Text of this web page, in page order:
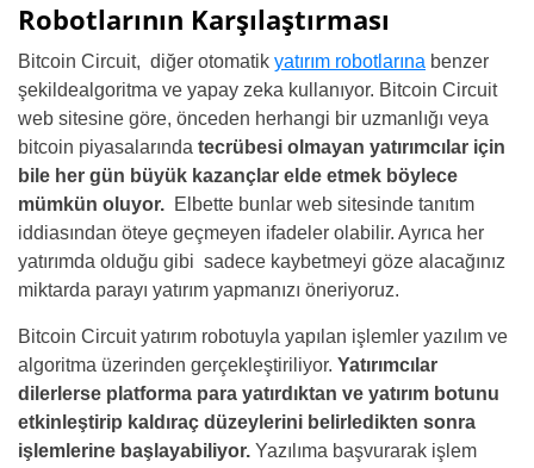
Robotlarının Karşılaştırması
Bitcoin Circuit, diğer otomatik yatırım robotlarına benzer
şekildealgoritma ve yapay zeka kullanıyor. Bitcoin Circuit
web sitesine göre, önceden herhangi bir uzmanlığı veya
bitcoin piyasalarında tecrübesi olmayan yatırımcılar için
bile her gün büyük kazançlar elde etmek böylece
mümkün oluyor. Elbette bunlar web sitesinde tanıtım
iddiasından öteye geçmeyen ifadeler olabilir. Ayrıca her
yatırımda olduğu gibi sadece kaybetmeyi göze alacağınız
miktarda parayı yatırım yapmanızı öneriyoruz.
Bitcoin Circuit yatırım robotuyla yapılan işlemler yazılım ve
algoritma üzerinden gerçekleştiriliyor. Yatırımcılar
dilerlerse platforma para yatırdıktan ve yatırım botunu
etkinleştirip kaldıraç düzeylerini belirledikten sonra
işlemlerine başlayabiliyor. Yazılıma başvurarak işlem